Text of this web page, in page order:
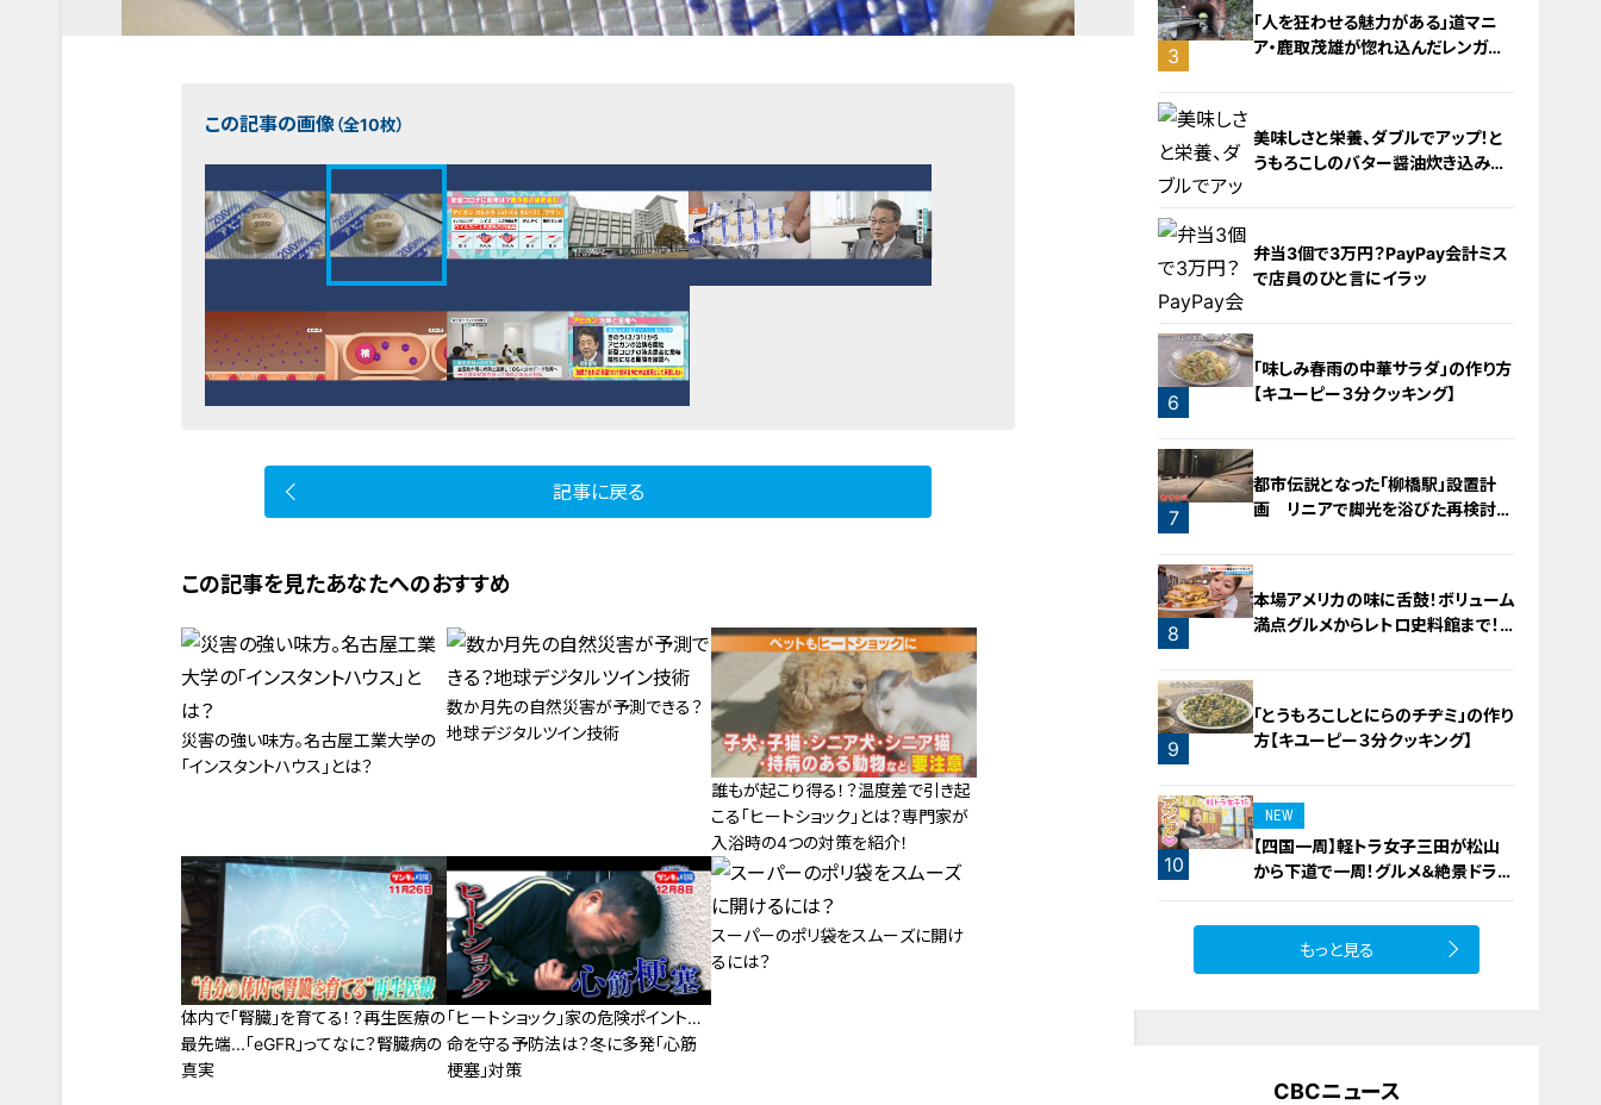
この記事の画像（全10枚）
記事に戻る
この記事を見たあなたへのおすすめ
災害の強い味方。名古屋工業大学の
「インスタントハウス」とは？
数か月先の自然災害が予測できる？
地球デジタルツイン技術
誰もが起こり得る！？温度差で引き起
こる「ヒートショック」とは？専門家が
入浴時の4つの対策を紹介！
体内で「腎臓」を育てる！？再生医療の
最先端...「eGFR」ってなに？腎臓病の
真実
「ヒートショック」家の危険ポイント…
命を守る予防法は？冬に多発「心筋
梗塞」対策
スーパーのポリ袋をスムーズに開け
るには？
2
3
「人を狂わせる魅力がある」道マニ
ア・鹿取茂雄が惚れ込んだレンガの
4
美味しさと栄養、ダブルでアップ！と
うもろこしのバター醤油炊き込みご
5
弁当3個で3万円？PayPay会計ミス
で店員のひと言にイラッ
6
「味しみ春雨の中華サラダ」の作り方
【キユーピー３分クッキング】
7
都市伝説となった「柳橋駅」設置計
画 リニアで脚光を浴びた再検討の
8
本場アメリカの味に舌鼓！ボリューム
満点グルメからレトロ史料館まで！
9
「とうもろこしとにらのチヂミ」の作り
方【キユーピー３分クッキング】
10
NEW
【四国一周】軽トラ女子三田が松山
から下道で一周！グルメ＆絶景ドライ
ブ⑳
もっと見る
CBCニュース